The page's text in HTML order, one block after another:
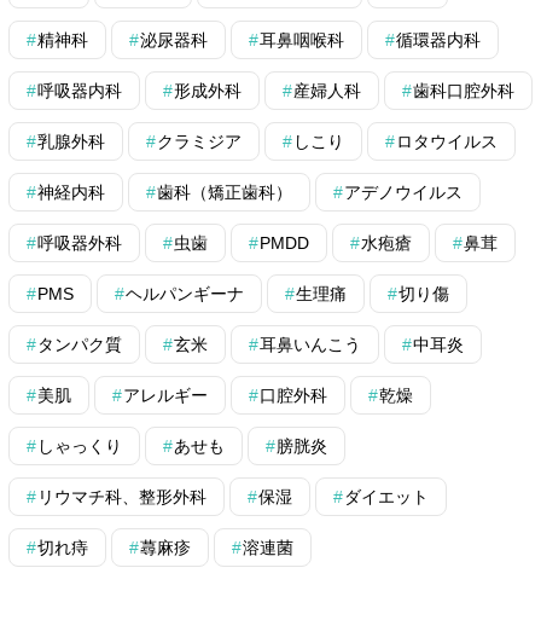
精神科 泌尿器科 耳鼻咽喉科 循環器内科
呼吸器内科 形成外科 産婦人科 歯科口腔外科
乳腺外科 クラミジア しこり ロタウイルス
神経内科 歯科（矯正歯科） アデノウイルス
呼吸器外科 虫歯 PMDD 水疱瘡 鼻茸
PMS ヘルパンギーナ 生理痛 切り傷
タンパク質 玄米 耳鼻いんこう 中耳炎
美肌 アレルギー 口腔外科 乾燥
しゃっくり あせも 膀胱炎
リウマチ科、整形外科 保湿 ダイエット
切れ痔 蕁麻疹 溶連菌